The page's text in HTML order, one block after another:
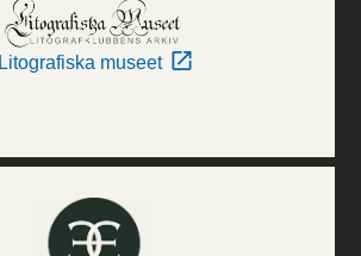
Litografiska museet